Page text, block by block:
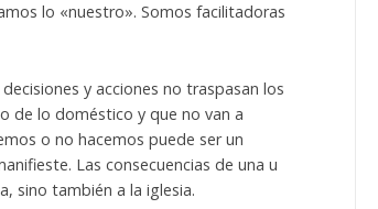
lo «nuestro». Somos facilitadoras
y acciones no traspasan los
de lo doméstico y que no van a
o no hacemos puede ser un
Las consecuencias de una u
sino también a la iglesia.